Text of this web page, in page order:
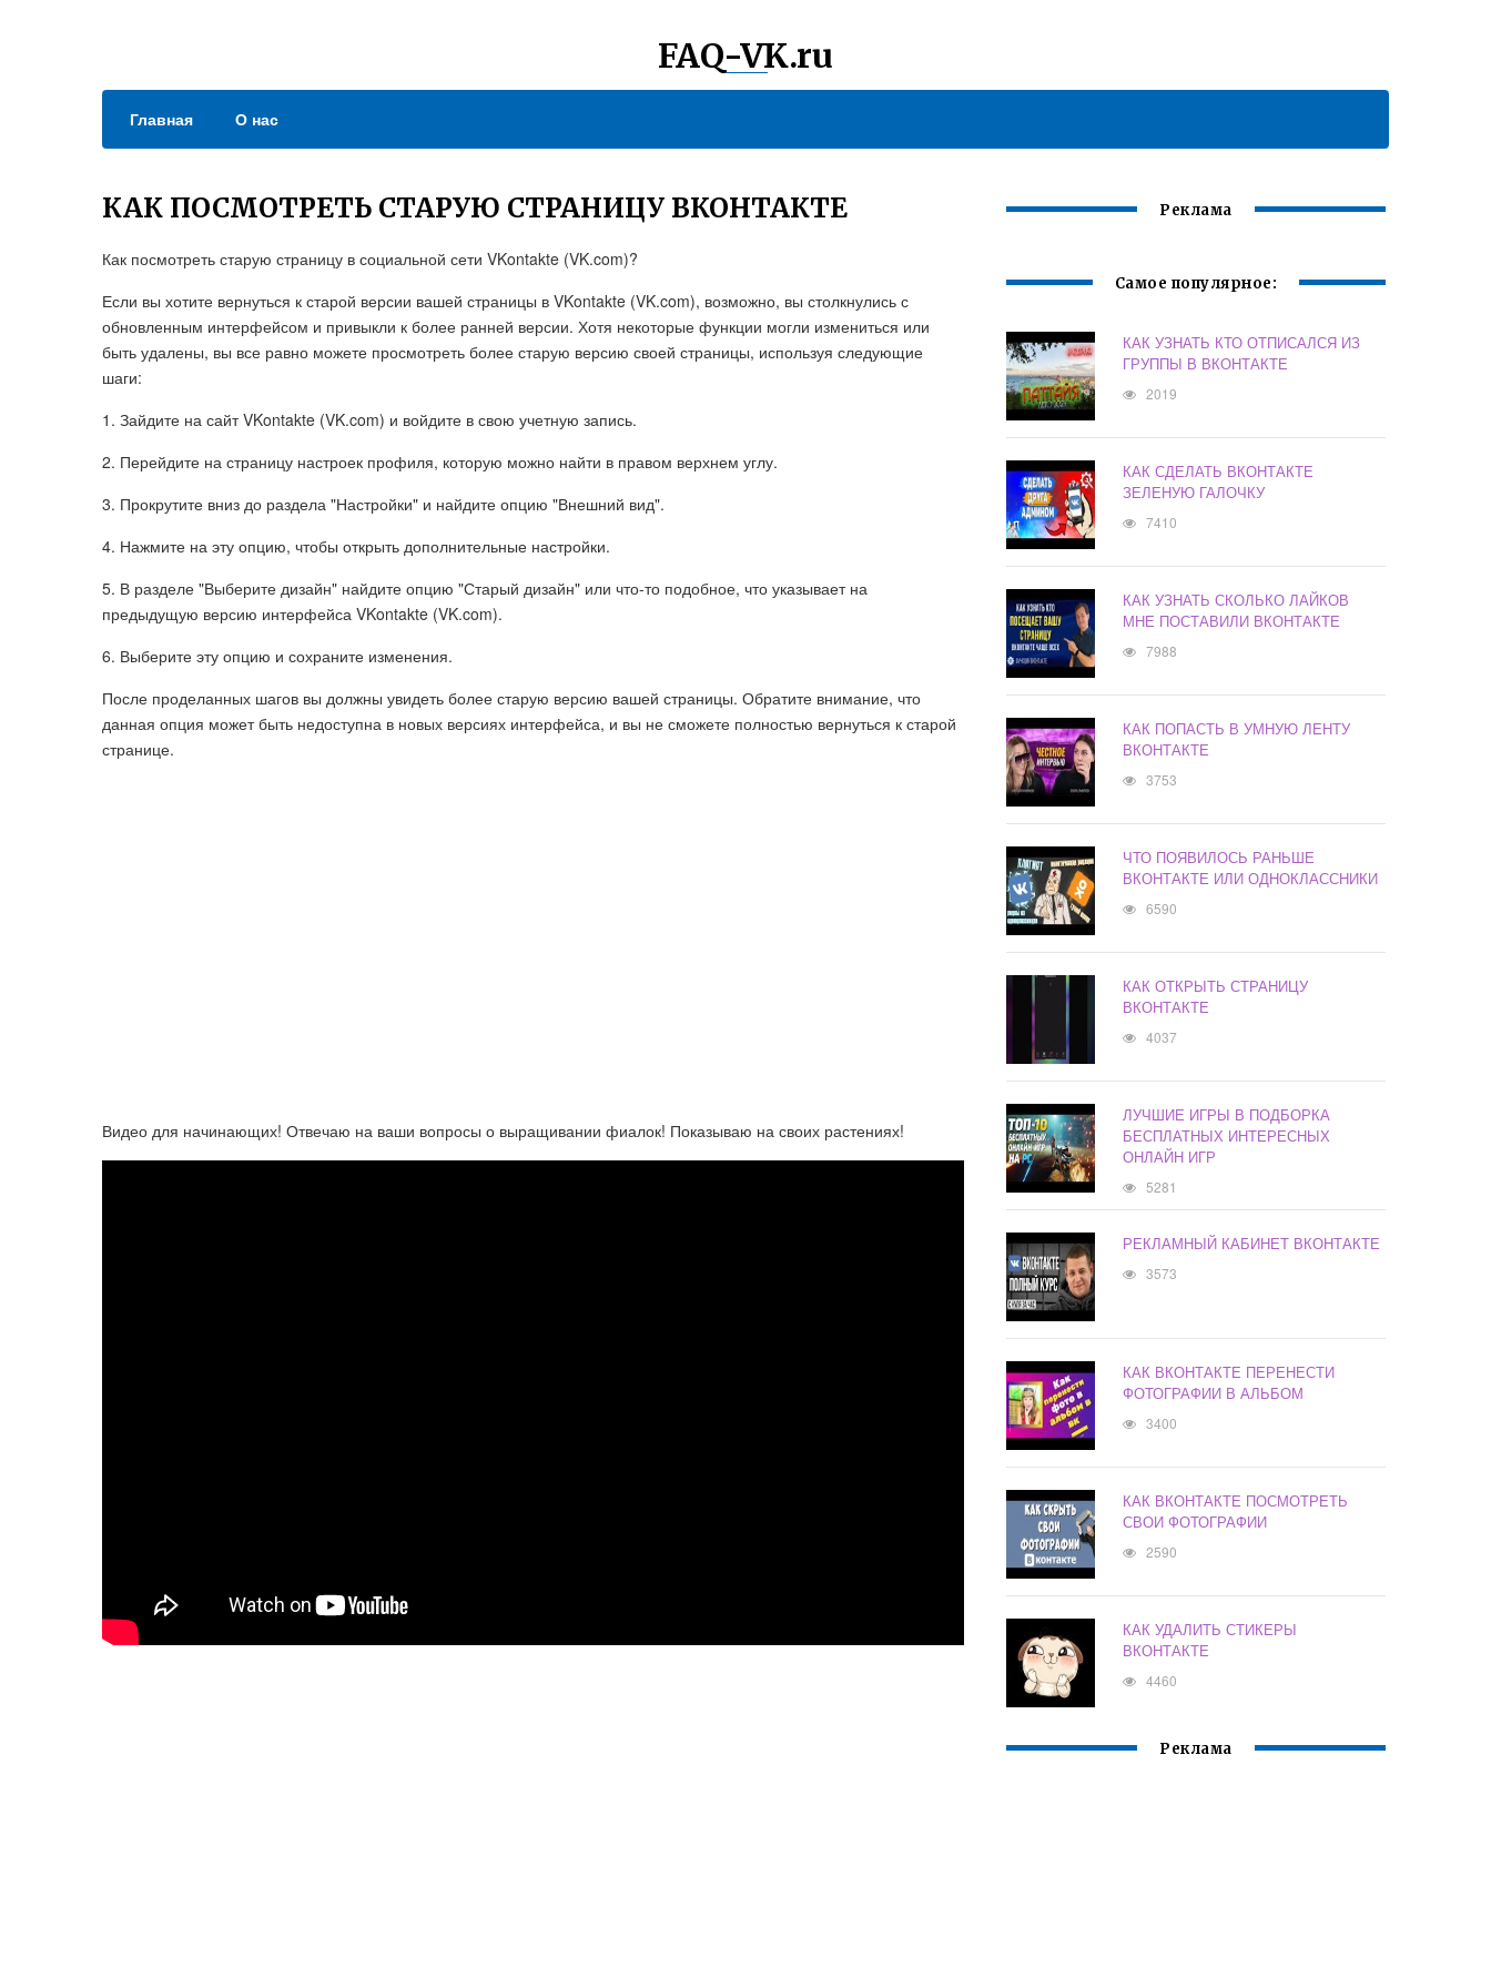
FAQ-VK.ru
Главная О нас
КАК ПОСМОТРЕТЬ СТАРУЮ СТРАНИЦУ ВКОНТАКТЕ
Как посмотреть старую страницу в социальной сети VKontakte (VK.com)?
Если вы хотите вернуться к старой версии вашей страницы в VKontakte (VK.com), возможно, вы столкнулись с
обновленным интерфейсом и привыкли к более ранней версии. Хотя некоторые функции могли измениться или
быть удалены, вы все равно можете просмотреть более старую версию своей страницы, используя следующие
шаги:
1. Зайдите на сайт VKontakte (VK.com) и войдите в свою учетную запись.
2. Перейдите на страницу настроек профиля, которую можно найти в правом верхнем углу.
3. Прокрутите вниз до раздела "Настройки" и найдите опцию "Внешний вид".
4. Нажмите на эту опцию, чтобы открыть дополнительные настройки.
5. В разделе "Выберите дизайн" найдите опцию "Старый дизайн" или что-то подобное, что указывает на
предыдущую версию интерфейса VKontakte (VK.com).
6. Выберите эту опцию и сохраните изменения.
После проделанных шагов вы должны увидеть более старую версию вашей страницы. Обратите внимание, что
данная опция может быть недоступна в новых версиях интерфейса, и вы не сможете полностью вернуться к старой
странице.
Видео для начинающих! Отвечаю на ваши вопросы о выращивании фиалок! Показываю на своих растениях!
Реклама
Самое популярное:
КАК УЗНАТЬ КТО ОТПИСАЛСЯ ИЗ
ГРУППЫ В ВКОНТАКТЕ
2019
КАК СДЕЛАТЬ ВКОНТАКТЕ
ЗЕЛЕНУЮ ГАЛОЧКУ
7410
КАК УЗНАТЬ СКОЛЬКО ЛАЙКОВ
МНЕ ПОСТАВИЛИ ВКОНТАКТЕ
7988
КАК ПОПАСТЬ В УМНУЮ ЛЕНТУ
ВКОНТАКТЕ
3753
ЧТО ПОЯВИЛОСЬ РАНЬШЕ
ВКОНТАКТЕ ИЛИ ОДНОКЛАССНИКИ
6590
КАК ОТКРЫТЬ СТРАНИЦУ
ВКОНТАКТЕ
4037
ЛУЧШИЕ ИГРЫ В ПОДБОРКА
БЕСПЛАТНЫХ ИНТЕРЕСНЫХ
ОНЛАЙН ИГР
5281
РЕКЛАМНЫЙ КАБИНЕТ ВКОНТАКТЕ
3573
КАК ВКОНТАКТЕ ПЕРЕНЕСТИ
ФОТОГРАФИИ В АЛЬБОМ
3400
КАК ВКОНТАКТЕ ПОСМОТРЕТЬ
СВОИ ФОТОГРАФИИ
2590
КАК УДАЛИТЬ СТИКЕРЫ
ВКОНТАКТЕ
4460
Реклама